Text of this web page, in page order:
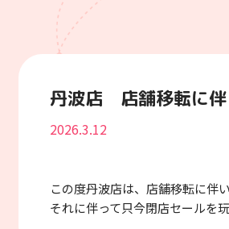
丹波店 店舗移転に伴
2026.3.12
この度丹波店は、店舗移転に伴
それに伴って只今閉店セールを